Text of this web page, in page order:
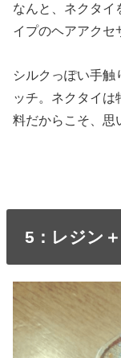
なんと、ネクタイ
イプのヘアアクセ
シルクっぽい手触
ッチ。ネクタイ
料だからこそ、思
5：レジン